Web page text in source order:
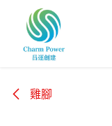
跳至內容
雞腳